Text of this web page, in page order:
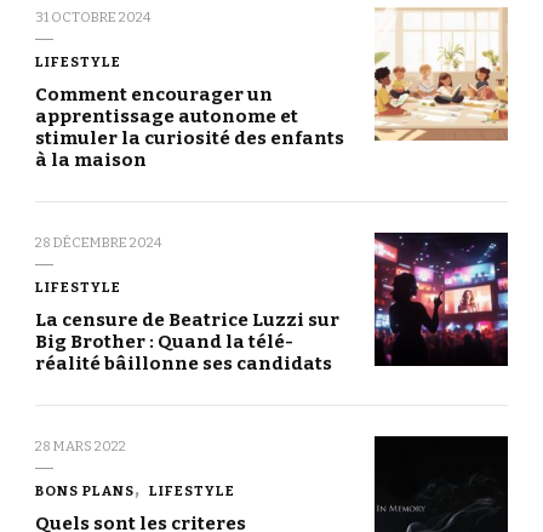
31 OCTOBRE 2024
LIFESTYLE
Comment encourager un
apprentissage autonome et
stimuler la curiosité des enfants
à la maison
28 DÉCEMBRE 2024
LIFESTYLE
La censure de Beatrice Luzzi sur
Big Brother : Quand la télé-
réalité bâillonne ses candidats
28 MARS 2022
BONS PLANS LIFESTYLE
Quels sont les criteres